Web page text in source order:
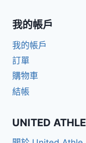
我的帳戶
我的帳戶
訂單
購物車
結帳
UNITED ATHLE